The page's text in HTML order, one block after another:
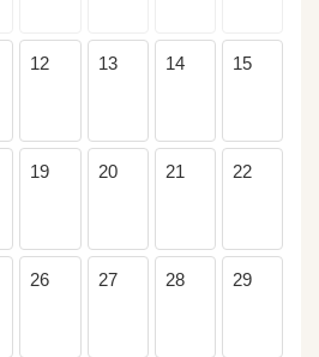
12 13 14 15
19 20 21 22
26 27 28 29